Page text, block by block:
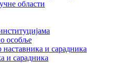
области
особље
наставника и сарадника
и сарадника